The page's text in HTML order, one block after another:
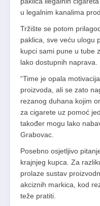
u legalnim kanalima
Tržište se potom
paklica, sve veću ulogu
kupci sami pune u tube
lako dostupnih naprava.
“Time je opala
proizvoda, ali se zato
rezanog duhana kojim
za cigarete uz pomoć
također mogu lako
Grabovac.
Posebno osjetljivo
krajnjeg kupca. Za
prolaze sustav
akciznih markica, kod
teže pratiti.